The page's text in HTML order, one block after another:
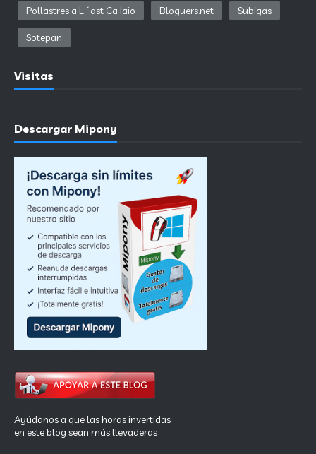
Pollastres a L´ast Ca Iaio Bloguers.net Subigas
Sotepan
Visitas
Descargar Mipony
Ayúdanos a que las horas invertidas
en este blog sean más llevaderas